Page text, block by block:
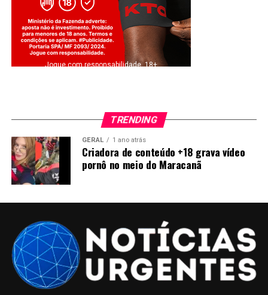
Jogue com responsabilidade. 18+
TRENDING
GERAL 1 ano atrás
Criadora de conteúdo +18 grava vídeo
pornô no meio do Maracanã